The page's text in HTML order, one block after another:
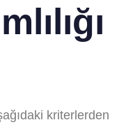
kriterlerden